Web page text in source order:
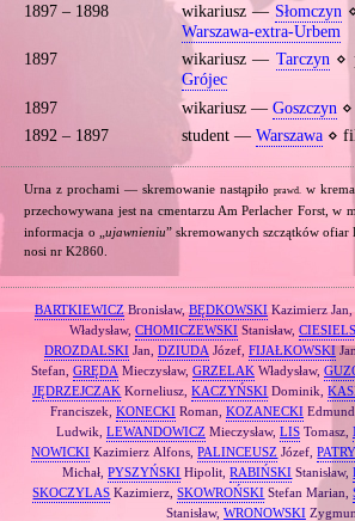
1897 – 1898
wikariusz — Słomczyn
Warszawa‐extra‐Urbem
1897
wikariusz — Tarczyn⋄
Grójec
1897
wikariusz — Goszczyn ⋄
1892 – 1897
student — Warszawa⋄
Urna z prochami — skremowanie nastąpiłoprawd.
w
przechowywana jest na cmentarzu Am Perlacher Forst, w
informacja o „ ujawnieniu” skremowanych szczątków ofiar
nosi nr K2860.
BARTKIEWICZBronisław,BĘDKOWSKIKazimierz Jan,
Władysław, CHOMICZEWSKIStanisław,
DROZDALSKIJan, DZIUDA Józef, FIJAŁKOWSKI
Stefan, GRĘDA Mieczysław, GRZELAKWładysław,
JĘDRZEJCZAK Korneliusz,KACZYŃSKI Dominik,
Franciszek, KONECKIRoman, KOZANECKI
Ludwik, LEWANDOWICZ Mieczysław, LISTomasz,
NOWICKI Kazimierz Alfons,PALINCEUSZ Józef,
Michał,PYSZYŃSKI Hipolit,RABIŃSKI Stanisław,
SKOCZYLAS Kazimierz,SKOWROŃSKI Stefan Marian,
Stanisław, WRONOWSKI